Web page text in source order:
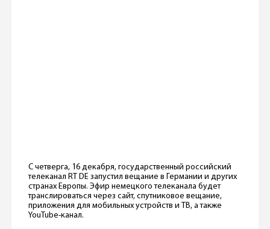
С четверга, 16 декабря, государственный российский
телеканал RT DE запустил вещание в Германии и других
странах Европы. Эфир немецкого телеканала будет
транслироваться через сайт, спутниковое вещание,
приложения для мобильных устройств и ТВ, а также
YouTube-канал.